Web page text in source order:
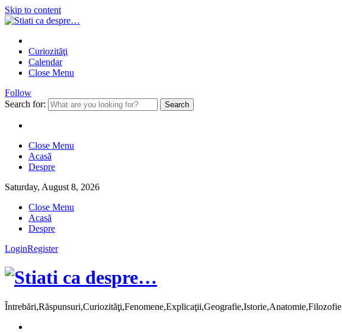
Skip to content
Curiozităţi
Calendar
Close Menu
Follow
Search for:
Close Menu
Acasă
Despre
Saturday, August 8, 2026
Close Menu
Acasă
Despre
LoginRegister
Întrebări,Răspunsuri,Curiozităţi,Fenomene,Explicaţii,Geografie,Istorie,Anatomie,Filozofie